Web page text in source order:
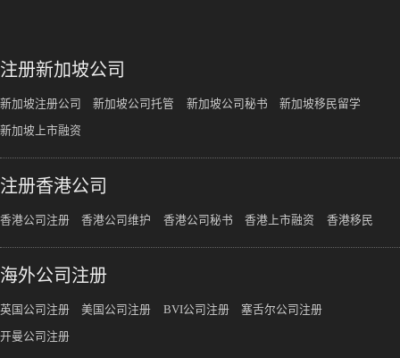
注册新加坡公司
新加坡注册公司 新加坡公司托管 新加坡公司秘书 新加坡移民留学
新加坡上市融资
注册香港公司
香港公司注册 香港公司维护 香港公司秘书 香港上市融资 香港移民
海外公司注册
英国公司注册 美国公司注册 BVI公司注册 塞舌尔公司注册
开曼公司注册